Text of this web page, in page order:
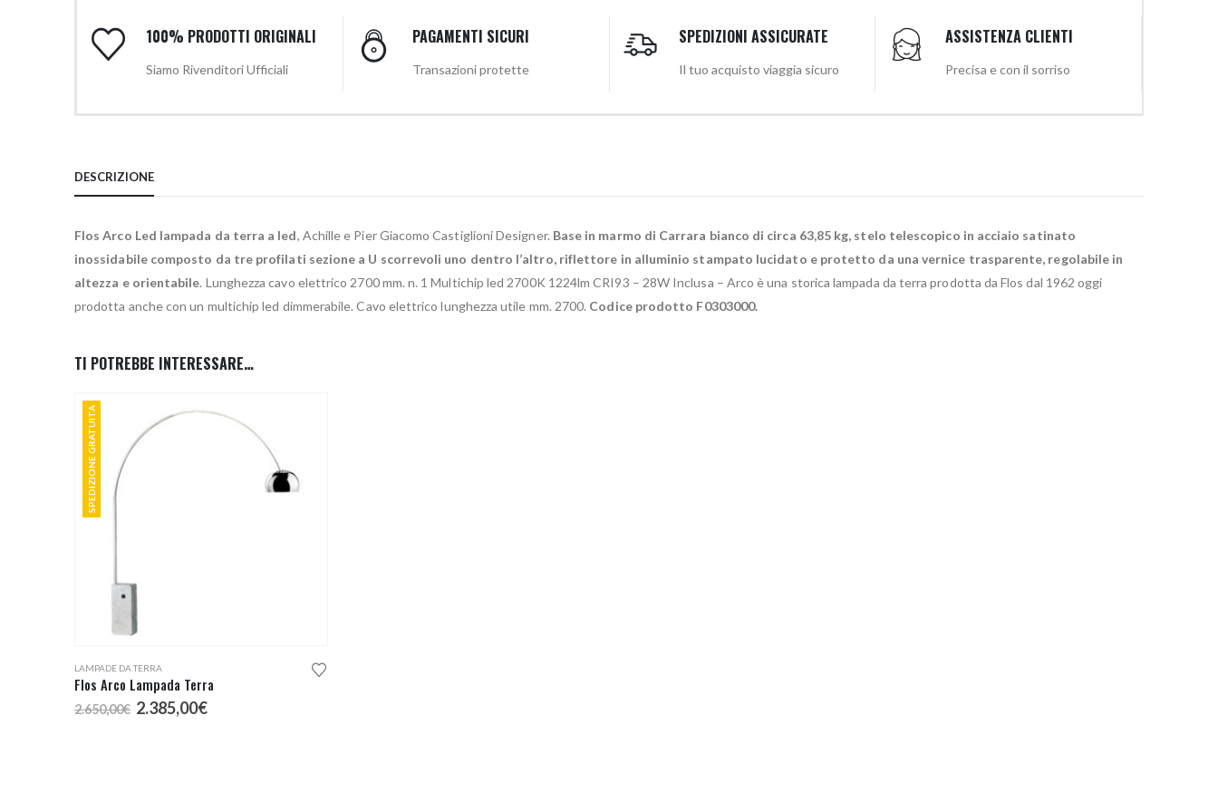
100% PRODOTTI ORIGINALI
Siamo Rivenditori Ufficiali
PAGAMENTI SICURI
Transazioni protette
SPEDIZIONI ASSICURATE
Il tuo acquisto viaggia sicuro
ASSISTENZA CLIENTI
Precisa e con il sorriso
DESCRIZIONE
Flos Arco Led lampada da terra a led, Achille e Pier Giacomo Castiglioni Designer. Base in marmo di Carrara bianco di circa 63,85 kg, stelo telescopico in acciaio satinato
inossidabile composto da tre profilati sezione a U scorrevoli uno dentro l’altro, riflettore in alluminio stampato lucidato e protetto da una vernice trasparente, regolabile in
altezza e orientabile. Lunghezza cavo elettrico 2700 mm. n. 1 Multichip led 2700K 1224lm CRI93 – 28W Inclusa – Arco è una storica lampada da terra prodotta da Flos dal 1962 oggi
prodotta anche con un multichip led dimmerabile. Cavo elettrico lunghezza utile mm. 2700. Codice prodotto F0303000.
TI POTREBBE INTERESSARE…
SPEDIZIONE GRATUITA
LAMPADE DA TERRA
Flos Arco Lampada Terra
2.650,00€ Il
prezzo
2.385,00€Il